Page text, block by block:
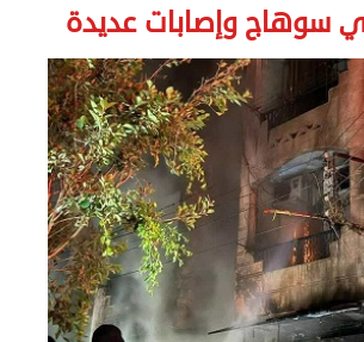
سوهاج وإصابات عديدة